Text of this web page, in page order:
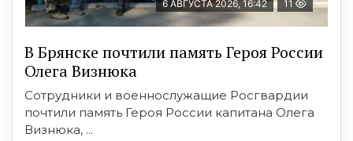
6 АВГУСТА 2026, 16:42 11
В Брянске почтили память Героя России
Олега Визнюка
Сотрудники и военнослужащие Росгвардии
почтили память Героя России капитана Олега
Визнюка, ...